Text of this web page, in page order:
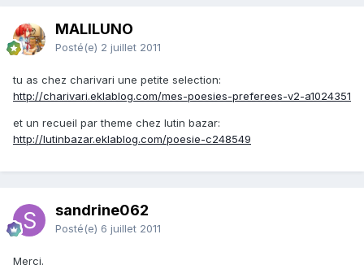
MALILUNO
Posté(e) 2 juillet 2011
tu as chez charivari une petite selection:
http://charivari.eklablog.com/mes-poesies-preferees-v2-a1024351
et un recueil par theme chez lutin bazar:
http://lutinbazar.eklablog.com/poesie-c248549
sandrine062
Posté(e) 6 juillet 2011
Merci.